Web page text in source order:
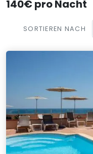
140€ pro Nacht
SORTIEREN NACH